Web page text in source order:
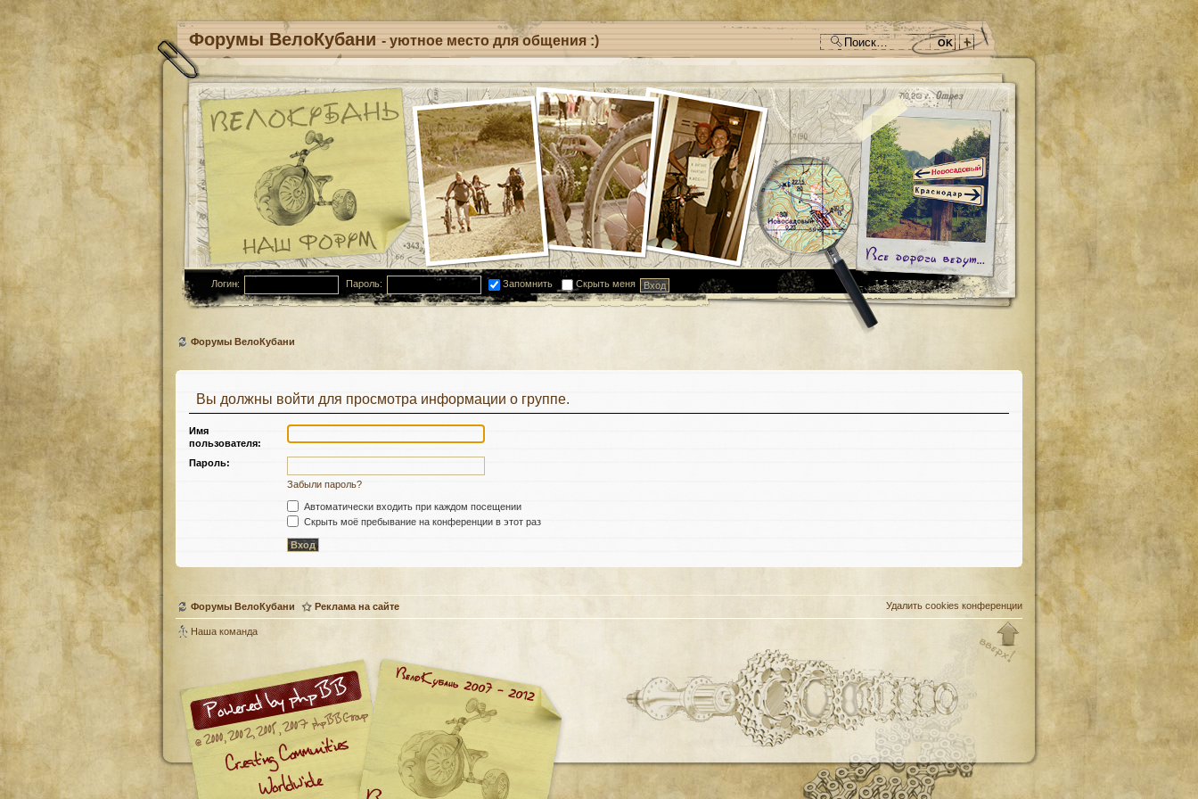
Форумы ВелоКубани - уютное место для общения :)
Логин: Пароль: Запомнить Скрыть меня
Форумы ВелоКубани
Вы должны войти для просмотра информации о группе.
Имя
пользователя:
Пароль:
Забыли пароль?
Автоматически входить при каждом посещении
Скрыть моё пребывание на конференции в этот раз
Форумы ВелоКубани Реклама на сайте Удалить cookies конференции
Наша команда